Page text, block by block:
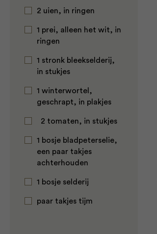
2 uien, in ringen
1 prei, alleen het wit, in
ringen
1 stronk bleekselderij,
in stukjes
1 winterwortel,
geschrapt, in plakjes
2 tomaten, in stukjes
1 bosje bladpeterselie,
een paar takjes
achterhouden
1 bosje selderij
paar takjes tijm